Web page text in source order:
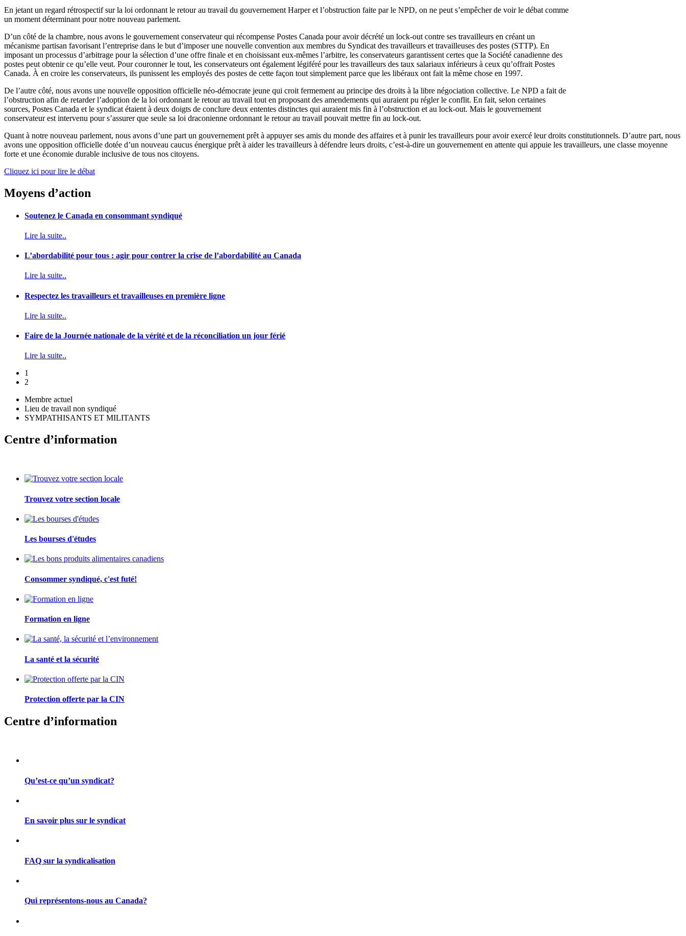
En jetantun regard rétrospectif surla loi ordonnantle retourau travail du gouvernementHarper etl’obstruction faite par le NPD, on ne peut s’empêcherde voirle débat comme
un momentdéterminantpournotre nouveau parlement.
D’un côté de la chambre, nous avons le gouvernement conservateurqui récompense Postes Canada pouravoir décrété un lock-outcontre ses travailleurs en créantun
mécanisme partisan favorisant l’entreprise dans le butd’imposer une nouvelle convention aux membres du Syndicatdes travailleurs ettravailleuses des postes (STTP). En
imposantun processus d’arbitrage pour la sélection d’une offre finale et en choisissant eux-mêmes l’arbitre, les conservateurs garantissent certes que la Société canadienne des
postes peut obtenir ce qu’elle veut. Pourcouronnerle tout, les conservateurs ont également légiféré pour les travailleurs des taux salariaux inférieurs à ceux qu’offrait Postes
Canada. À en croire les conservateurs, ils punissentles employés des postes de cette façon toutsimplement parce que les libéraux ontfait la même chose en 1997.
De l’autre côté, nous avons une nouvelle opposition officielle néo-démocrate jeune qui croit fermementau principe des droits à la libre négociation collective. Le NPD a fait de
l’obstruction afin de retarderl’adoption de la loi ordonnantle retourau travail tout en proposantdes amendements qui auraient pu réglerle conflit. En fait, selon certaines
sources, Postes Canada et le syndicat étaient à deux doigts de conclure deux ententes distinctes qui auraient mis fin à l’obstruction et au lock-out. Mais le gouvernement
conservateur est intervenu pours’assurer que seule sa loi draconienne ordonnantle retourau travail pouvait mettre fin au lock-out.
Quant à notre nouveau parlement, nous avons d’une part un gouvernement prêt à appuyer ses amis du monde des affaires età punirles travailleurs pouravoir exercé leur droits constitutionnels. D’autre part, nous
avons une opposition officielle dotée d’un nouveau caucus énergique prêt à aiderles travailleurs à défendre leurs droits, c’est-à-dire un gouvernementen attente qui appuie les travailleurs, une classe moyenne
forte etune économie durable inclusive de tous nos citoyens.
Cliquez ici pour lire le débat
Moyens d’action
Soutenez le Canada en consommant syndiqué
Lire la suite..
L’abordabilité pour tous : agir pour contrer la crise de l’abordabilité au Canada
Lire la suite..
Respectez les travailleurs et travailleuses en première ligne
Lire la suite..
Faire de la Journée nationale de la vérité et de la réconciliation un jour férié
Lire la suite..
1
2
Membre actuel
Lieu de travail non syndiqué
SYMPATHISANTS ET MILITANTS
Centre d’information
Trouvez votre section locale
Les bourses d'études
Consommer syndiqué, c'est futé!
Formation en ligne
La santé et la sécurité
Protection offerte par la CIN
Centre d’information
Qu’est-ce qu’un syndicat?
En savoir plus sur le syndicat
FAQ sur la syndicalisation
Qui représentons-nous au Canada?